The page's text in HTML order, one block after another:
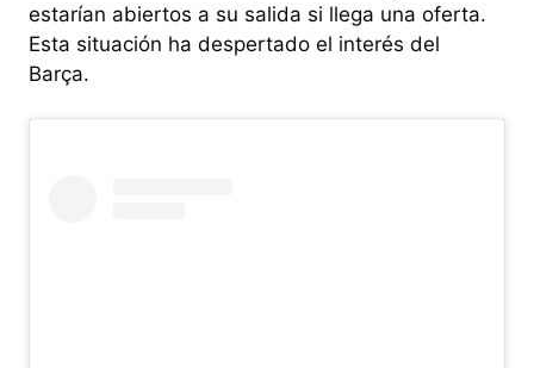
estarían abiertos a su salida si llega una oferta.
Esta situación ha despertado el interés del
Barça.